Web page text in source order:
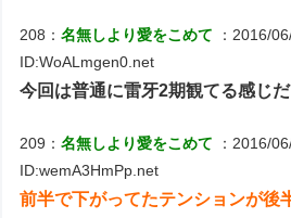
208：名無しより愛をこめて
：2016/
ID:WoALmgen0.net
今回は普通に雷牙2期観てる感じ
209：名無しより愛をこめて
：2016/
ID:wemA3HmPp.net
前半で下がってたテンションが後